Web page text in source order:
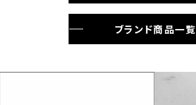
ブランド商品一覧